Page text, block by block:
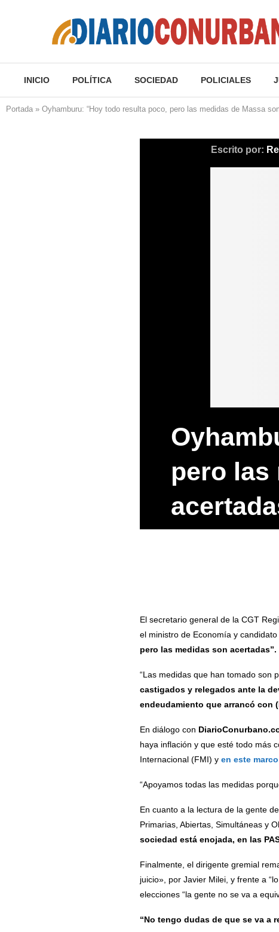
INICIO POLÍTICA SOCIEDAD POLICIALES
Portada » Oyhamburu: “Hoy todo resulta poco, pero las medidas de Massa
Escrito por:
pero las
El secretario general de la CGT
el ministro de Economía y candidato
pero las medidas son acertadas”.
“Las medidas que han tomado son
castigados y relegados ante la
endeudamiento que arrancó con
En diálogo con
haya inflación y que esté todo más
Internacional (FMI) y en este
“Apoyamos todas las medidas
En cuanto a la lectura de la gente
Primarias, Abiertas, Simultáneas y
sociedad está enojada, en las
Finalmente, el dirigente gremial
juicio», por Javier Milei, y frente a
elecciones “la gente no se va a
“No tengo dudas de que se va a